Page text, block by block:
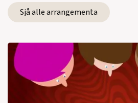
Sjå alle arrangementa